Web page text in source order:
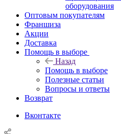
оборудования
Оптовым покупателям
Франшиза
Акции
Доставка
Помощь в выборе
Назад
Помощь в выборе
Полезные статьи
Вопросы и ответы
Возврат
Вконтакте